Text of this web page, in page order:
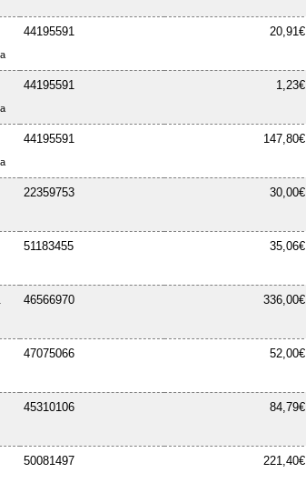
44195591 20,91€
44195591 1,23€
44195591 147,80€
22359753 30,00€
51183455 35,06€
46566970 336,00€
47075066 52,00€
45310106 84,79€
50081497 221,40€